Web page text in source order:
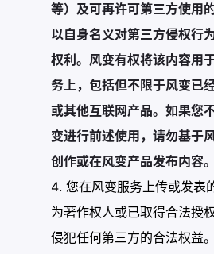
等）及可再许可第三方使用
以自身名义对第三方侵权行
权利。风变有权将该内容用
务上，包括但不限于风变已
或其他互联网产品。如果您
变进行前述使用，请勿基于
创作或在风变产品发布内容。
您在风变服务上传或发表
为著作权人或已取得合法授
侵犯任何第三方的合法权益